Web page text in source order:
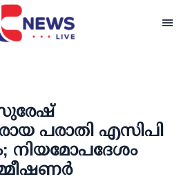
സുരേഷ്
പരാതി എസിപി
നിയമോപദേശം